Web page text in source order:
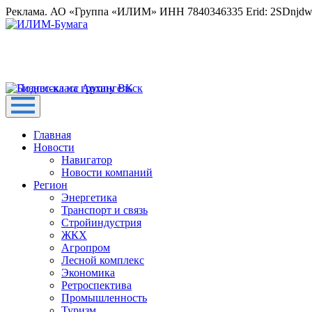
Реклама. АО «Группа «ИЛИМ» ИНН 7840346335 Erid:
Главная
Новости
Навигатор
Новости компаний
Регион
Энергетика
Транспорт и связь
Стройиндустрия
ЖКХ
Агропром
Лесной комплекс
Экономика
Ретроспектива
Промышленность